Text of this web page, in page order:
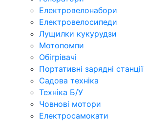
Електровелонабори
Електровелосипеди
Лущилки кукурудзи
Мотопомпи
Обігрівачі
Портативні зарядні станції
Садова техніка
Техніка Б/У
Човнові мотори
Електросамокати